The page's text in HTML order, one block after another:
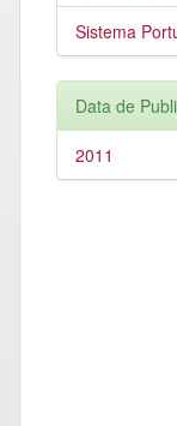
Sistema
Data de
2011